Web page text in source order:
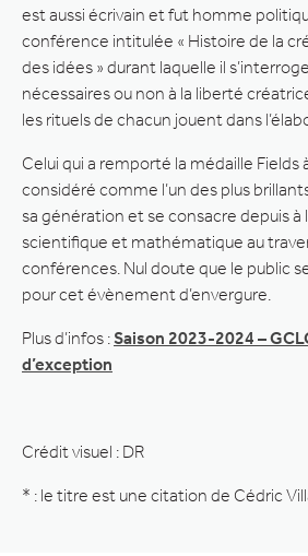
est aussi écrivain et fut homme
conférence intitulée « Histoire de la
des idées » durant laquelle il
nécessaires ou non à la liberté
les rituels de chacun jouent dans
Celui qui a remporté la médaille Fields
considéré comme l’un des plus
sa génération et se consacre depuis à
scientifique et mathématique au
conférences. Nul doute que le public
pour cet évènement d’envergure.
Plus d’infos :Saison 2023-2024 –
d’exception
Crédit visuel : DR
* : le titre est une citation de Cédric